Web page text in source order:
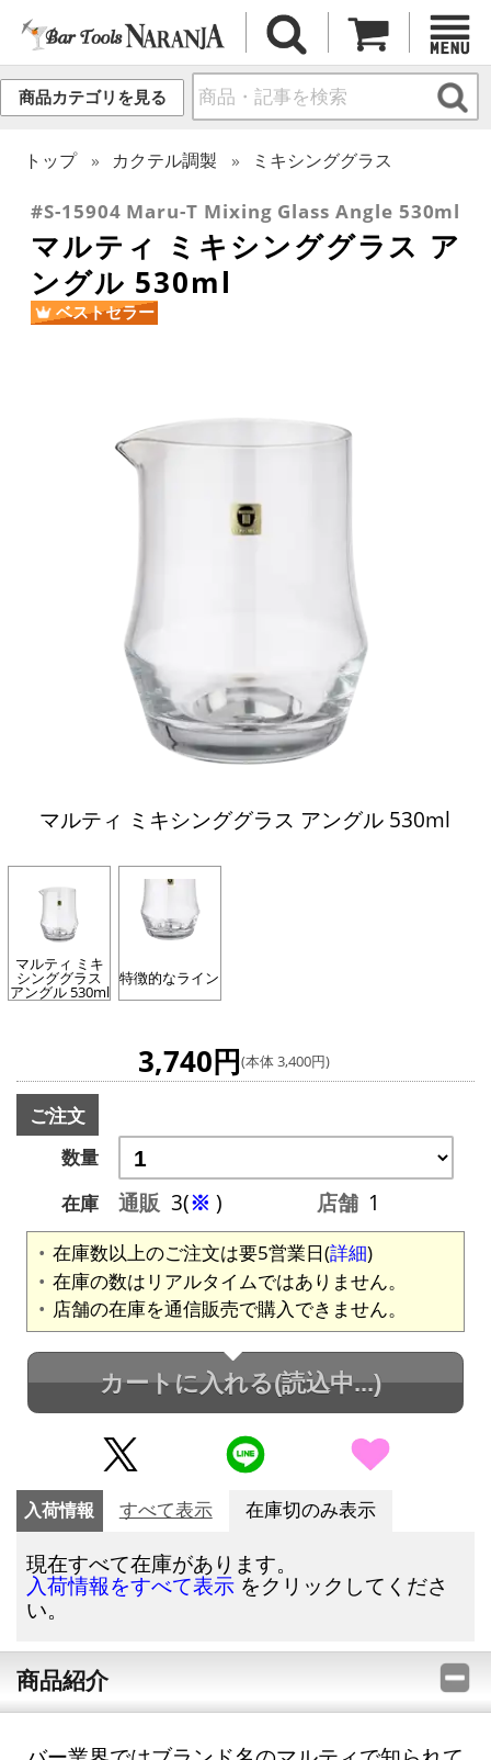
商品カテゴリを見る
トップ カクテル調製 ミキシンググラス
#S-15904 Maru-T Mixing Glass Angle 530ml
マルティ ミキシンググラス ア
ングル 530ml
ベストセラー
マルティ ミキシンググラス アングル 530ml
マルティ ミキ
シンググラス
アングル 530ml
特徴的なライン
3,740円(本体 3,400円)
ご注文
数量
在庫
通販 3(※ ) 店舗 1
在庫数以上のご注文は要5営業日(詳細)
在庫の数はリアルタイムではありません。
店舗の在庫を通信販売で購入できません。
カートに入れる(読込中...)
入荷情報 すべて表示 在庫切のみ表示
現在すべて在庫があります。
入荷情報をすべて表示 をクリックしてくださ
い。
商品紹介